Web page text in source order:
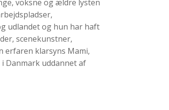
voksne og ældre lysten
udlandet og hun har haft
scenekunstner,
erfaren klarsyns Mami,
Danmark uddannet af